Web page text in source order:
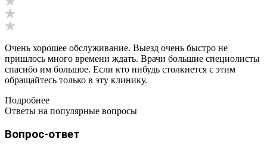
Очень хорошее обслуживание. Выезд очень быстро не
пришлось много времени ждать. Врачи большие специолисты
спасибо им большое. Если кто нибудь столкнется с этим
обращайтесь только в эту клинику.
Подробнее
Ответы на популярные вопросы
Вопрос-ответ